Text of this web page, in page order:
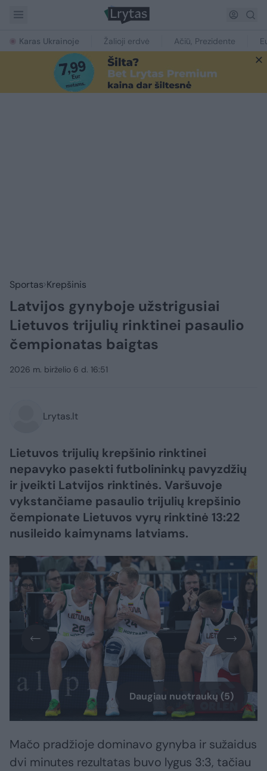
Karas Ukrainoje Žalioji erdvė Ačiū, Prezidente
Sportas Krepšinis
Latvijos gynyboje užstrigusiai
Lietuvos trijulių rinktinei pasaulio
čempionatas baigtas
2026 m. birželio 6 d. 16:51
Lrytas.lt
Lietuvos trijulių krepšinio rinktinei
nepavyko pasekti futbolininkų pavyzdžių
ir įveikti Latvijos rinktinės. Varšuvoje
vykstančiame pasaulio trijulių krepšinio
čempionate Lietuvos vyrų rinktinė 13:22
nusileido kaimynams latviams.
Daugiau nuotraukų (5)
Mačo pradžioje dominavo gynyba ir sužaidus
dvi minutes rezultatas buvo lygus 3:3, tačiau